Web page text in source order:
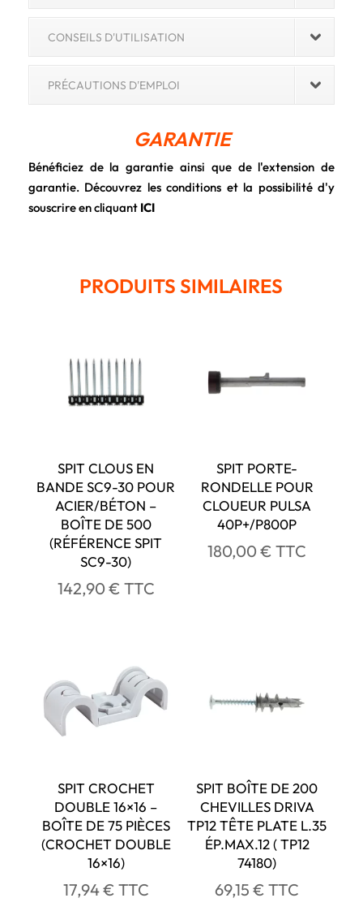
CONSEILS D'UTILISATION
PRÉCAUTIONS D'EMPLOI
GARANTIE
Bénéficiez de la garantie ainsi que de l'extension de
garantie. Découvrez les conditions et la possibilité d'y
souscrire en cliquant ICI
PRODUITS SIMILAIRES
SPIT CLOUS EN
BANDE SC9-30 POUR
ACIER/BÉTON –
BOÎTE DE 500
(RÉFÉRENCE SPIT
SC9-30)
142,90 € TTC
SPIT PORTE-
RONDELLE POUR
CLOUEUR PULSA
40P+/P800P
180,00€ TTC
SPIT CROCHET
DOUBLE 16×16 –
BOÎTE DE 75 PIÈCES
(CROCHET DOUBLE
16×16)
17,94€ TTC
SPIT BOÎTE DE 200
CHEVILLES DRIVA
TP12 TÊTE PLATE L.35
ÉP.MAX.12 ( TP12
74180)
69,15€ TTC